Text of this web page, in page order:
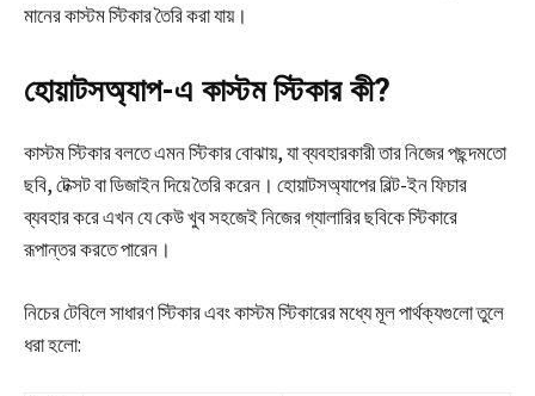
মানের কাস্টম স্টিকার তৈরি করা যায়।
হোয়াটসঅ্যাপ-এ কাস্টম স্টিকার কী?
কাস্টম স্টিকার বলতে এমন স্টিকার বোঝায়, যা ব্যবহারকারী তার নিজের পছন্দমতো
ছবি, টেক্সট বা ডিজাইন দিয়ে তৈরি করেন। হোয়াটসঅ্যাপের বিল্ট-ইন ফিচার
ব্যবহার করে এখন যে কেউ খুব সহজেই নিজের গ্যালারির ছবিকে স্টিকারে
রূপান্তর করতে পারেন।
নিচের টেবিলে সাধারণ স্টিকার এবং কাস্টম স্টিকারের মধ্যে মূল পার্থক্যগুলো তুলে
ধরা হলো: